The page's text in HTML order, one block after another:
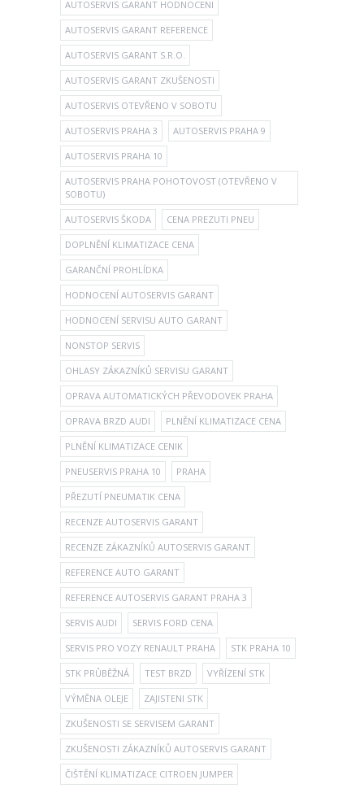
AUTOSERVIS GARANT HODNOCENI
AUTOSERVIS GARANT REFERENCE
AUTOSERVIS GARANT S.R.O.
AUTOSERVIS GARANT ZKUŠENOSTI
AUTOSERVIS OTEVŘENO V SOBOTU
AUTOSERVIS PRAHA 3 AUTOSERVIS PRAHA 9
AUTOSERVIS PRAHA 10
AUTOSERVIS PRAHA POHOTOVOST (OTEVŘENO V
SOBOTU)
AUTOSERVIS ŠKODA CENA PREZUTI PNEU
DOPLNĚNÍ KLIMATIZACE CENA
GARANČNÍ PROHLÍDKA
HODNOCENÍ AUTOSERVIS GARANT
HODNOCENÍ SERVISU AUTO GARANT
NONSTOP SERVIS
OHLASY ZÁKAZNÍKŮ SERVISU GARANT
OPRAVA AUTOMATICKÝCH PŘEVODOVEK PRAHA
OPRAVA BRZD AUDI PLNĚNÍ KLIMATIZACE CENA
PLNĚNÍ KLIMATIZACE CENIK
PNEUSERVIS PRAHA 10 PRAHA
PŘEZUTÍ PNEUMATIK CENA
RECENZE AUTOSERVIS GARANT
RECENZE ZÁKAZNÍKŮ AUTOSERVIS GARANT
REFERENCE AUTO GARANT
REFERENCE AUTOSERVIS GARANT PRAHA 3
SERVIS AUDI SERVIS FORD CENA
SERVIS PRO VOZY RENAULT PRAHA STK PRAHA 10
STK PRŮBĚŽNÁ TEST BRZD VYŘÍZENÍ STK
VÝMĚNA OLEJE ZAJISTENI STK
ZKUŠENOSTI SE SERVISEM GARANT
ZKUŠENOSTI ZÁKAZNÍKŮ AUTOSERVIS GARANT
ČIŠTĚNÍ KLIMATIZACE CITROEN JUMPER